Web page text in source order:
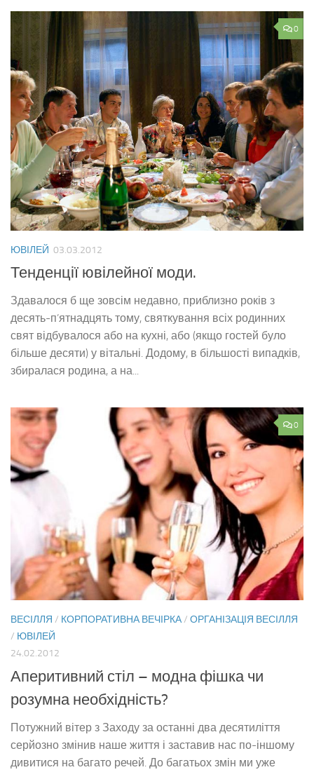
0
ЮВІЛЕЙ 03.03.2012
Тенденції ювілейної моди.
Здавалося б ще зовсім недавно, приблизно років з
десять-п’ятнадцять тому, святкування всіх родинних
свят відбувалося або на кухні, або (якщо гостей було
більше десяти) у вітальні. Додому, в більшості випадків,
збиралася родина, а на...
0
ВЕСІЛЛЯ / КОРПОРАТИВНА ВЕЧІРКА/ ОРГАНІЗАЦІЯ ВЕСІЛЛЯ
/ ЮВІЛЕЙ
24.02.2012
Аперитивний стіл – модна фішка чи
розумна необхідність?
Потужний вітер з Заходу за останні два десятиліття
серйозно змінив наше життя і заставив нас по-іншому
дивитися на багато речей. До багатьох змін ми уже